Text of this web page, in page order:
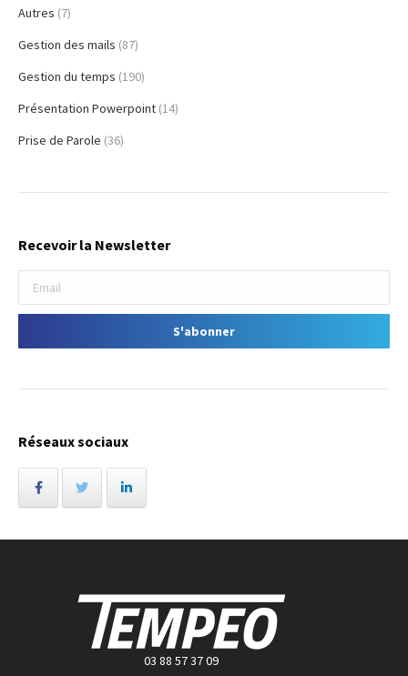
Autres (7)
Gestion des mails (87)
Gestion du temps (190)
Présentation Powerpoint (14)
Prise de Parole (36)
Recevoir la Newsletter
Réseaux sociaux
03 88 57 37 09